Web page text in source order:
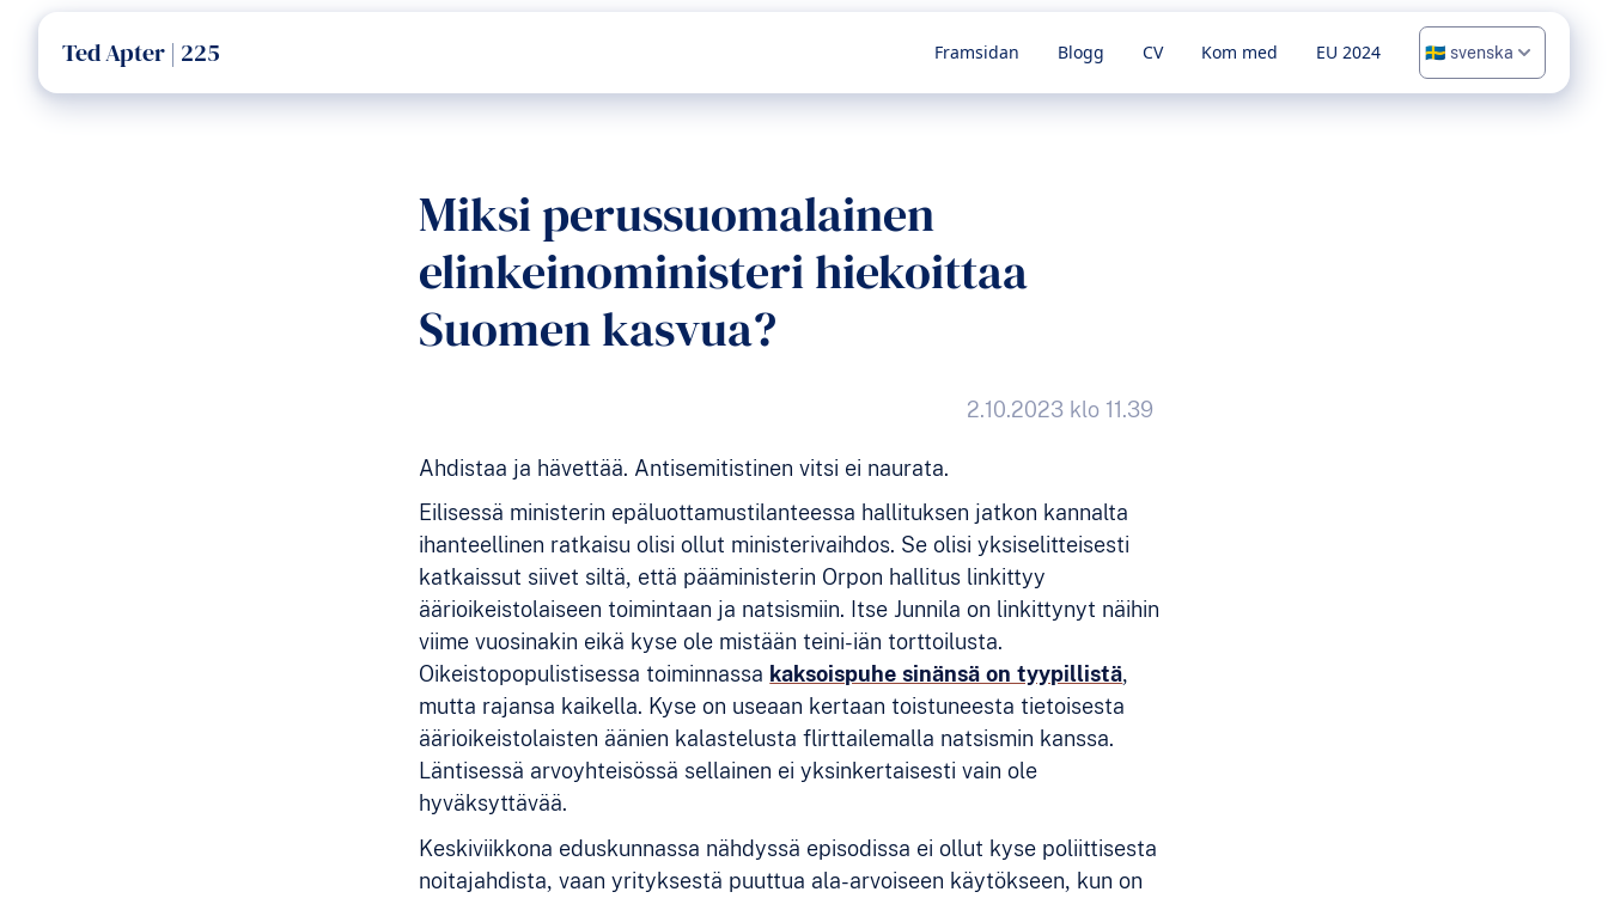
Ted Apter | 225 Framsidan Blogg CV Kom med EU 2024
Miksi perussuomalainen
elinkeinoministeri hiekoittaa
Suomen kasvua?
2.10.2023 klo 11.39
Ahdistaa ja hävettää. Antisemitistinen vitsi ei naurata.
Eilisessä ministerin epäluottamustilanteessa hallituksen jatkon kannalta
ihanteellinen ratkaisu olisi ollut ministerivaihdos. Se olisi yksiselitteisesti
katkaissut siivet siltä, että pääministerin Orpon hallitus linkittyy
äärioikeistolaiseen toimintaan ja natsismiin. Itse Junnila on linkittynyt näihin
viime vuosinakin eikä kyse ole mistään teini-iän torttoilusta.
Oikeistopopulistisessa toiminnassa kaksoispuhe sinänsä on tyypillistä,
mutta rajansa kaikella. Kyse on useaan kertaan toistuneesta tietoisesta
äärioikeistolaisten äänien kalastelusta flirttailemalla natsismin kanssa.
Läntisessä arvoyhteisössä sellainen ei yksinkertaisesti vain ole
hyväksyttävää.
Keskiviikkona eduskunnassa nähdyssä episodissa ei ollut kyse poliittisesta
noitajahdista, vaan yrityksestä puuttua ala-arvoiseen käytökseen, kun on